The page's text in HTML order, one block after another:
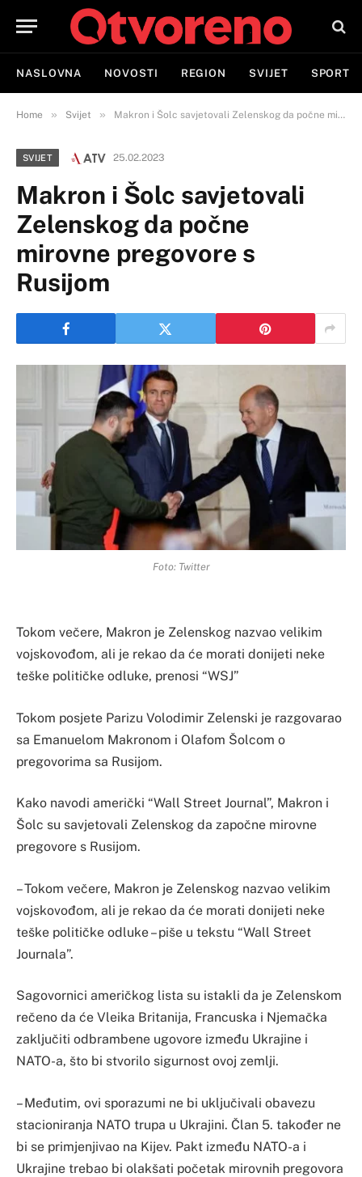
NASLOVNA NOVOSTI REGION SVIJET SPORT
Home » Svijet » Makron i Šolc savjetovali Zelenskog da počne mirovne pregovore s Rusijom
SVIJET 25.02.2023
Makron i Šolc savjetovali
Zelenskog da počne
mirovne pregovore s
Rusijom
Foto: Twitter
Tokom večere, Makron je Zelenskog nazvao velikim
vojskovođom, ali je rekao da će morati donijeti neke
teške političke odluke, prenosi “WSJ”
Tokom posjete Parizu Volodimir Zelenski je razgovarao
sa Emanuelom Makronom i Olafom Šolcom o
pregovorima sa Rusijom.
Kako navodi američki “Wall Street Journal”, Makron i
Šolc su savjetovali Zelenskog da započne mirovne
pregovore s Rusijom.
– Tokom večere, Makron je Zelenskog nazvao velikim
vojskovođom, ali je rekao da će morati donijeti neke
teške političke odluke – piše u tekstu “Wall Street
Journala”.
Sagovornici američkog lista su istakli da je Zelenskom
rečeno da će Vleika Britanija, Francuska i Njemačka
zaključiti odbrambene ugovore između Ukrajine i
NATO-a, što bi stvorilo sigurnost ovoj zemlji.
– Međutim, ovi sporazumi ne bi uključivali obavezu
stacioniranja NATO trupa u Ukrajini. Član 5. također ne
bi se primjenjivao na Kijev. Pakt između NATO-a i
Ukrajine trebao bi olakšati početak mirovnih pregovora